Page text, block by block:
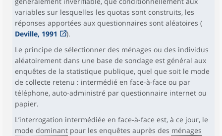
variables sur lesquelles les quotas sont construits, les
réponses apportées aux questionnaires sont aléatoires (
Deville, 1991
).
Le principe de sélectionner des ménages ou des individus
aléatoirement dans une base de sondage est général aux
enquêtes de la statistique publique, quel que soit le mode
de collecte retenu : intermédié en face-à-face ou par
téléphone, auto-administré par questionnaire internet ou
papier.
L’interrogation intermédiée en face-à-face est, à ce jour, le
mode dominant pour les enquêtes auprès des ménages